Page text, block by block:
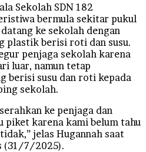
Sekolah SDN 182
bermula sekitar pukul
ke sekolah dengan
plastik berisi roti dan susu.
penjaga sekolah karena
luar, namun tetap
berisi susu dan roti kepada
sekolah.
ke penjaga dan
piket karena kami belum tahu
jelas Hugannah saat
(31/7/2025).